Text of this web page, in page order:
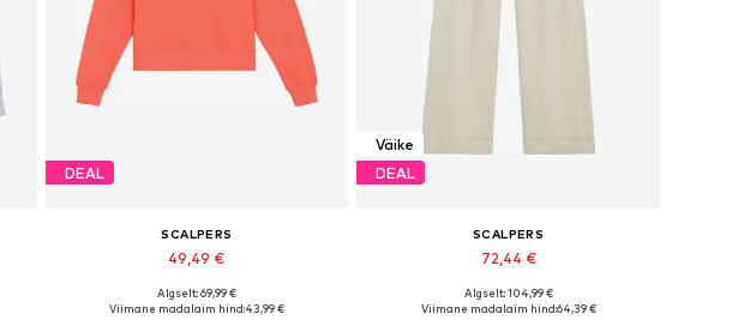
DEAL
SCALPERS
49,49 €
Saadaolevad suurused: XS, S, M, L, XL
Algselt: 69,99 €
Viimane madalaim hind:43,99 €
Väike
DEAL
SCALPERS
72,44 €
Saadaolevad suurused: 36, 38, 40, 42
Algselt: 104,99 €
Viimane madalaim hind:64,39 €